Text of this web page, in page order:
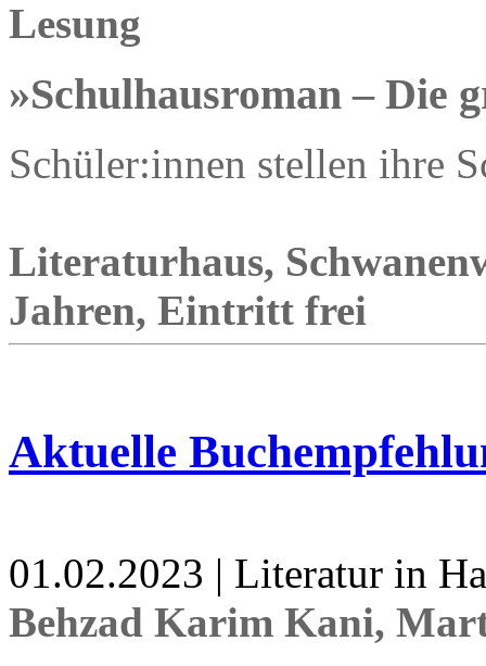
Lesung
»Schulhausroman – Die
Schüler:innen stellen ihre
Literaturhaus,
Jahren, Eintritt frei
Aktuelle
01.02.2023 | Literatur in
Behzad Karim Kani,